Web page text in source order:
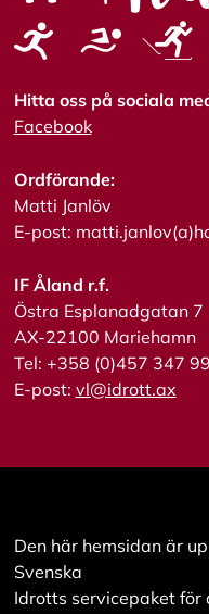
Hitta oss på sociala
Facebook
Ordförande:
Matti Janlöv
E-post:
IF Åland r.f.
Östra Esplanadgatan 7
AX-22100 Mariehamn
Tel: +358 (0)457 347
E-post: vl@idrott.ax
Den här hemsidan är
Svenska
Idrotts servicepaket